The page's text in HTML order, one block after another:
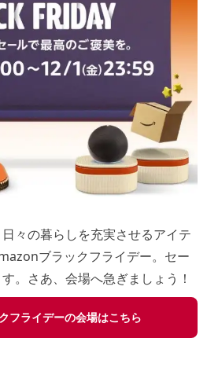
々の暮らしを充実させるアイテ
ブラックフライデー。セー
。さあ、会場へ急ぎましょう！
フライデーの会場はこちら